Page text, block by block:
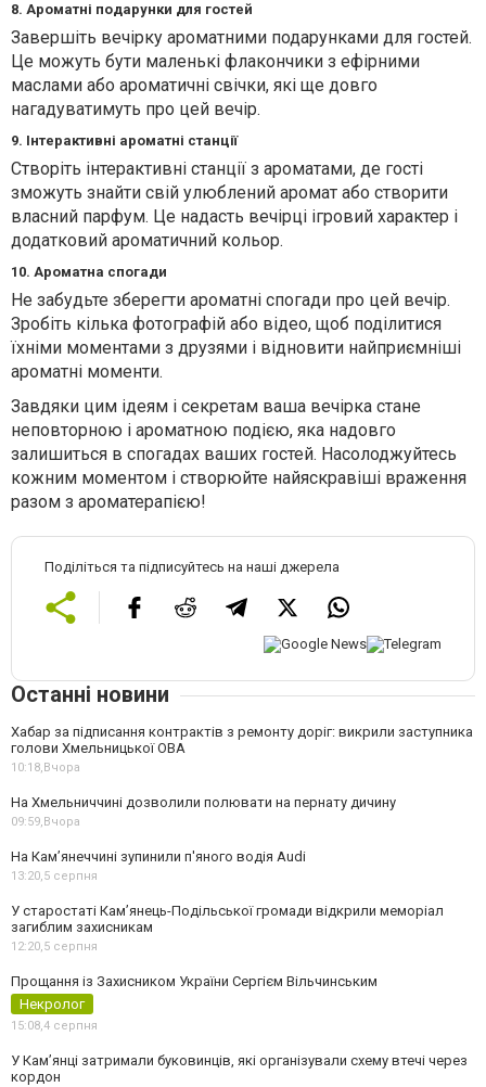
8. Ароматні подарунки для гостей
Завершіть вечірку ароматними подарунками для гостей.
Це можуть бути маленькі флакончики з ефірними
маслами або ароматичні свічки, які ще довго
нагадуватимуть про цей вечір.
9. Інтерактивні ароматні станції
Створіть інтерактивні станції з ароматами, де гості
зможуть знайти свій улюблений аромат або створити
власний парфум. Це надасть вечірці ігровий характер і
додатковий ароматичний кольор.
10. Ароматна спогади
Не забудьте зберегти ароматні спогади про цей вечір.
Зробіть кілька фотографій або відео, щоб поділитися
їхніми моментами з друзями і відновити найприємніші
ароматні моменти.
Завдяки цим ідеям і секретам ваша вечірка стане
неповторною і ароматною подією, яка надовго
залишиться в спогадах ваших гостей. Насолоджуйтесь
кожним моментом і створюйте найяскравіші враження
разом з ароматерапією!
Поділіться та підписуйтесь на наші джерела
Останні новини
Хабар за підписання контрактів з ремонту доріг: викрили заступника
голови Хмельницької ОВА
10:18,Вчора
На Хмельниччині дозволили полювати на пернату дичину
09:59,Вчора
На Камʼянеччині зупинили п'яного водія Audi
13:20,5 серпня
У старостаті Кам’янець-Подільської громади відкрили меморіал
загиблим захисникам
12:20,5 серпня
Прощання із Захисником України Сергієм Вільчинським
Некролог
15:08,4 серпня
У Кам’янці затримали буковинців, які організували схему втечі через
кордон